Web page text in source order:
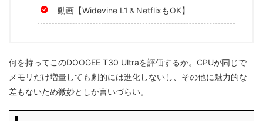
動画【Widevine L1＆NetflixもOK】
何を持ってこのDOOGEE T30 Ultraを評価するか。CPUが同じで
メモリだけ増量しても劇的には進化しないし、その他に魅力的な
差もないため微妙としか言いづらい。